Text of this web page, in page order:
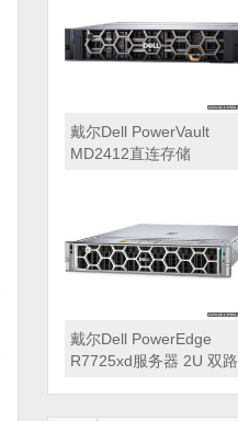
戴尔Dell PowerVault
MD2412直连存储
戴尔Dell PowerEdge
R7725xd服务器 2U 双路